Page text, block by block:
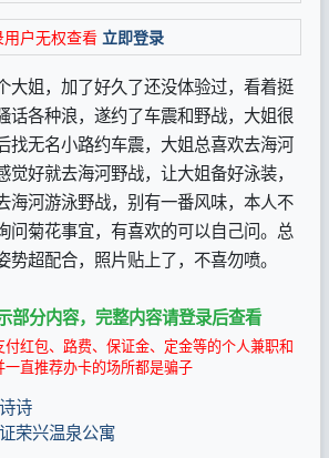
户无权查看 立即登录
大姐，加了好久了还没体验过，看着挺
话各种浪，遂约了车震和野战，大姐很
找无名小路约车震，大姐总喜欢去海河
觉好就去海河野战，让大姐备好泳装，
海河游泳野战，别有一番风味，本人不
问菊花事宜，有喜欢的可以自己问。总
势超配合，照片贴上了，不喜勿喷。
部分内容，完整内容请登录后查看
红包、路费、保证金、定金等的个人兼职和
直推荐办卡的场所都是骗子
诗
荣兴温泉公寓